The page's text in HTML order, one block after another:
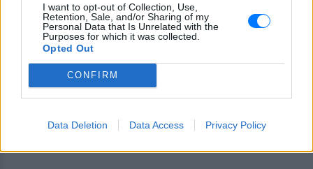
I want to opt-out of Collection, Use,
Retention, Sale, and/or Sharing of my
Personal Data that Is Unrelated with the
Purposes for which it was collected.
Opted Out
CONFIRM
Data Deletion Data Access Privacy Policy
ΔΙΑΦΗΜΙΣΗ